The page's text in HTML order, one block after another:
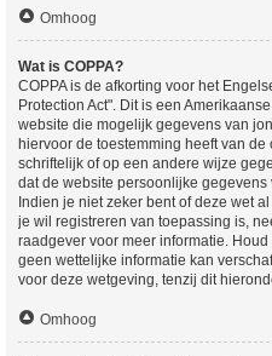
Omhoog
Wat is COPPA?
COPPA is de afkorting voor het
Protection Act". Dit is een
website die mogelijk gegevens van
hiervoor de toestemming heeft van
schriftelijk of op een andere wijze
dat de website persoonlijke gegevens
Indien je niet zeker bent of deze wet
je wil registreren van toepassing is,
raadgever voor meer informatie.
geen wettelijke informatie kan
voor deze wetgeving, tenzij dit
Omhoog